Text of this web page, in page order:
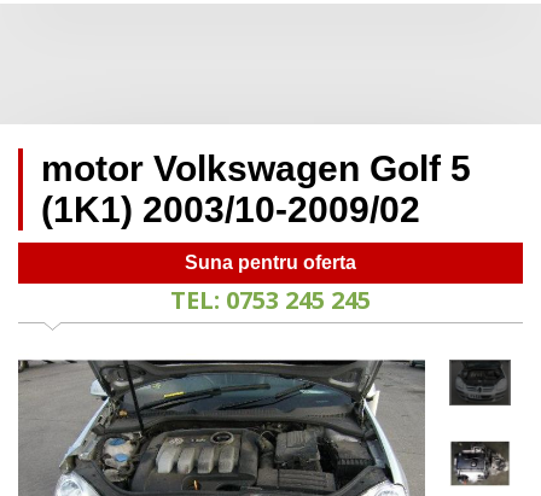
motor Volkswagen Golf 5
(1K1) 2003/10-2009/02
Suna pentru oferta
TEL: 0753 245 245